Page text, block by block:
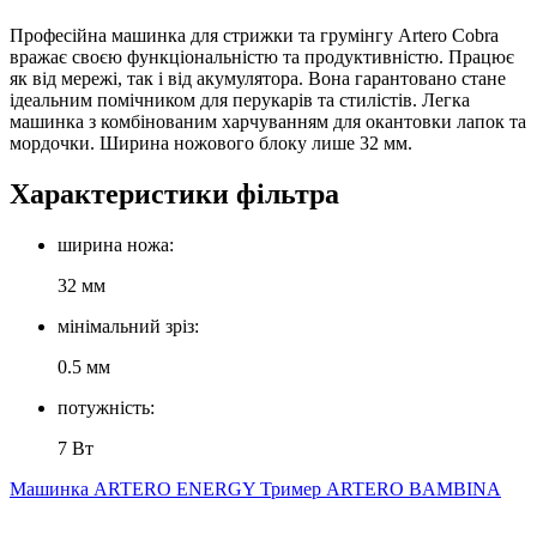
Професійна машинка для стрижки та грумінгу Artero Cobra
вражає своєю функціональністю та продуктивністю. Працює
як від мережі, так і від акумулятора. Вона гарантовано стане
ідеальним помічником для перукарів та стилістів. Легка
машинка з комбінованим харчуванням для окантовки лапок та
мордочки. Ширина ножового блоку лише 32 мм.
Характеристики фільтра
ширина ножа:
32 мм
мінімальний зріз:
0.5 мм
потужність:
7 Вт
Машинка ARTERO ENERGY Тример ARTERO BAMBINA